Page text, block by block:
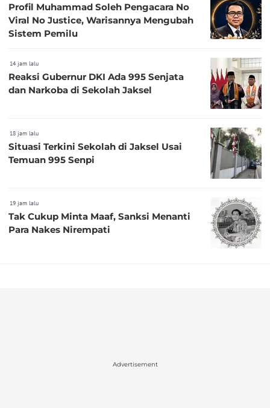
Profil Muhammad Soleh Pengacara No
Viral No Justice, Warisannya Mengubah
Sistem Pemilu
14 jam lalu
Reaksi Gubernur DKI Ada 995 Senjata
dan Narkoba di Sekolah Jaksel
18 jam lalu
Situasi Terkini Sekolah di Jaksel Usai
Temuan 995 Senpi
19 jam lalu
Tak Cukup Minta Maaf, Sanksi Menanti
Para Nakes Nirempati
Advertisement